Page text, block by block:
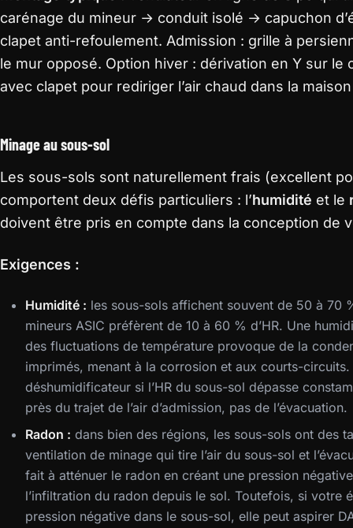
carénage du mineur → conduit isolé → capuchon
clapet anti-refoulement. Admission : grille à
le mur opposé. Option hiver : dérivation en Y sur le
avec clapet pour rediriger l’air chaud dans la
Minage au sous-sol
Les sous-sols sont naturellement frais (excellent
comportent deux défis particuliers : l’humidité et le
doivent être pris en compte dans la conception de
Exigences :
Humidité : les sous-sols affichent souvent de 50 à 70
mineurs ASIC préfèrent de 10 à 60 % d’HR. Une
des fluctuations de température provoque de la
imprimés, menant à la corrosion et aux courts-circuits.
déshumidificateur si l’HR du sous-sol dépasse
près du trajet de l’air d’admission, pas de l’évacuation.
Radon : dans bien des régions, les sous-sols ont des
ventilation de minage qui tire l’air du sous-sol et
fait à atténuer le radon en créant une pression
l’infiltration du radon depuis le sol. Toutefois, si votre
pression négative dans le sous-sol, elle peut aspirer